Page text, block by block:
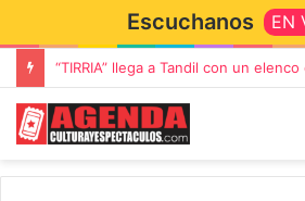
Escuchanos EN